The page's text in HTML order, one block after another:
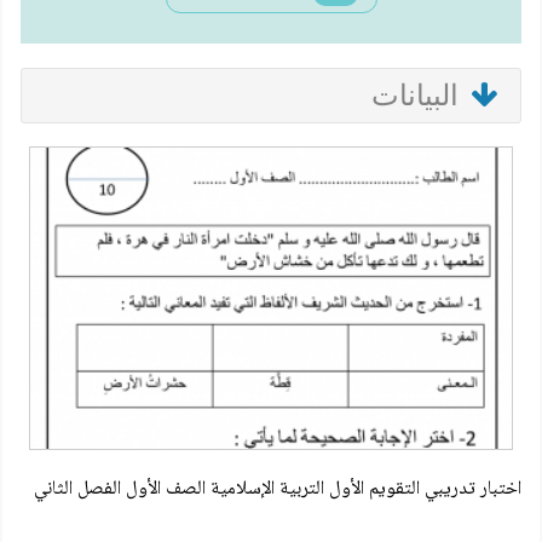
البيانات
اختبار تدريبي التقويم الأول التربية الإسلامية الصف الأول الفصل الثاني